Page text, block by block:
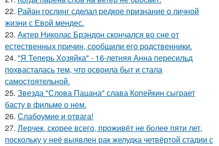
22. Райан гослинг сделал редкое признание о личной
жизни с Евой мендес.
23. Актер Николас Брэндон скончался во сне от
естественных причин, сообщили его родственники.
24. "Я Теперь Хозяйка" - 16-летняя Анна пересильд
похвасталась тем, что освоила быт и стала
самостоятельной.
25. Звезда "Слова Пацана" слава Копейкин сыграет
басту в фильме о нем.
26. Слабоумие и отвага!
27. Лерчек, скорее всего, проживёт не более пяти лет,
поскольку у неё выявлен рак желудка четвёртой стадии с